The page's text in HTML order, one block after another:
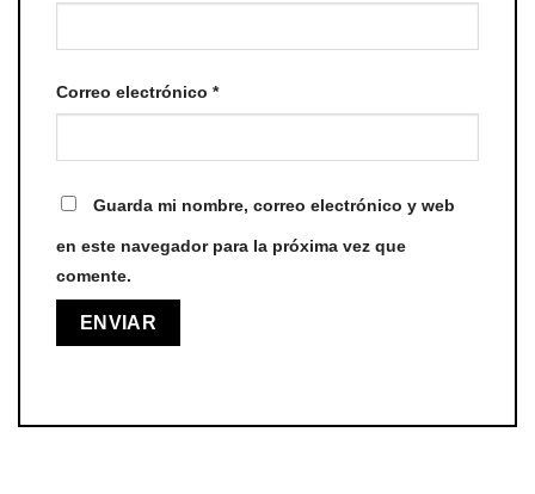
Correo electrónico *
Guarda mi nombre, correo electrónico y web
en este navegador para la próxima vez que
comente.